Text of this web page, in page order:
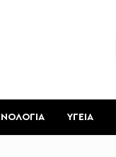
ΥΓΕΙΑ